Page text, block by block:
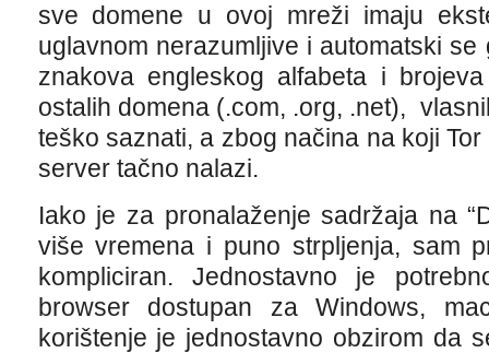
sve domene u ovoj mreži imaju
uglavnom nerazumljive i automatski
znakova engleskog alfabeta i
ostalih domena (.com, .org, .net),
teško saznati, a zbog načina na koji
server tačno nalazi.
Iako je za pronalaženje sadržaja na
više vremena i puno strpljenja, sam
kompliciran. Jednostavno je
browser dostupan za Windows,
korištenje je jednostavno obzirom da